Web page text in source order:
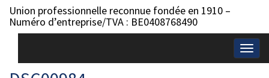
Union professionnelle reconnue fondée en 1910 –
Numéro d’entreprise/TVA : BE0408768490